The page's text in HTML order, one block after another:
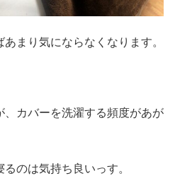
まり気にならなくなります。
カバーを洗濯する頻度があが
のは気持ち良いっす。